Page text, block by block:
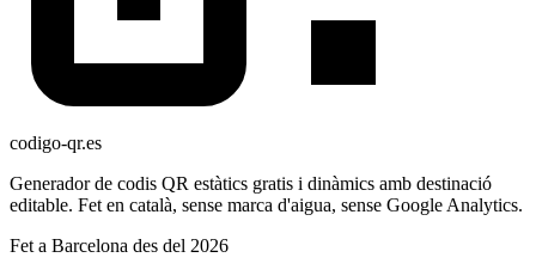
codigo-qr.es
Generador de codis QR estàtics gratis i dinàmics amb destinació
editable. Fet en català, sense marca d'aigua, sense Google Analytics.
Fet a Barcelona des del 2026